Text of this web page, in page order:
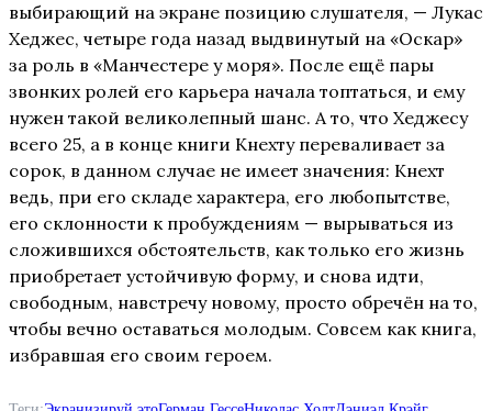
выбирающий на экране позицию слушателя, — Лукас
Хеджес, четыре года назад выдвинутый на «Оскар»
за роль в «Манчестере у моря». После ещё пары
звонких ролей его карьера начала топтаться, и ему
нужен такой великолепный шанс. А то, что Хеджесу
всего 25, а в конце книги Кнехту переваливает за
сорок, в данном случае не имеет значения: Кнехт
ведь, при его складе характера, его любопытстве,
его склонности к пробуждениям — вырываться из
сложившихся обстоятельств, как только его жизнь
приобретает устойчивую форму, и снова идти,
свободным, навстречу новому, просто обречён на то,
чтобы вечно оставаться молодым. Совсем как книга,
избравшая его своим героем.